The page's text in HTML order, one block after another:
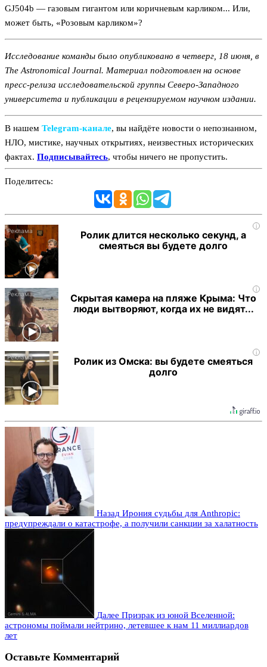
GJ504b — газовым гигантом или коричневым карликом... Или,
может быть, «Розовым карликом»?
Исследование команды было опубликовано в четверг, 18 июня, в
The Astronomical Journal. Материал подготовлен на основе
пресс-релиза исследовательской группы Северо-Западного
университета и публикации в рецензируемом научном издании.
В нашем Telegram‑канале, вы найдёте новости о непознанном,
НЛО, мистике, научных открытиях, неизвестных исторических
фактах. Подписывайтесь, чтобы ничего не пропустить.
Поделитесь:
i
Ролик длится несколько секунд, а
смеяться вы будете долго
i
Скрытая камера на пляже Крыма: Что
люди вытворяют, когда их не видят...
i
Ролик из Омска: вы будете смеяться
долго
Назад Ирония судьбы для Anthropic:
предупреждали о катастрофе, а получили санкции за халатность
Далее Призрак из юной Вселенной:
астрономы поймали нейтрино, летевшее к нам 11 миллиардов
лет
Оставьте Комментарий